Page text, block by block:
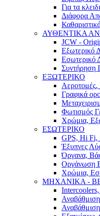
Για τα
Διάφορα
ΑΥΘΕΝΤΙΚΑ
JCW -
Εξωτερικό
Εσωτερικό
Συντήρηση
ΕΞΩΤΕΡΙΚΟ
Γραφικά
Φωτισμός
Χρώμια,
ΕΣΩΤΕΡΙΚΟ
GPS, Hi Fi,
Έξυπνες
Όργανα,
Οργάνωση
Χρώμια,
ΜΗΧΑΝΙΚΑ -